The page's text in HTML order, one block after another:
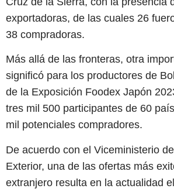
exportadoras, de las cuales 26
38 compradoras.
Más allá de las fronteras, otra
significó para los productores de
de la Exposición Foodex Japón
tres mil 500 participantes de 60
mil potenciales compradores.
De acuerdo con el Viceministerio
Exterior, una de las ofertas más
extranjero resulta en la actualidad